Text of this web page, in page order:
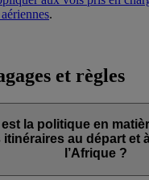
.
et règles
la politique en
itinéraires au départ et
l’Afrique ?